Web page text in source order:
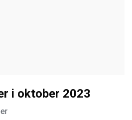
i oktober 2023